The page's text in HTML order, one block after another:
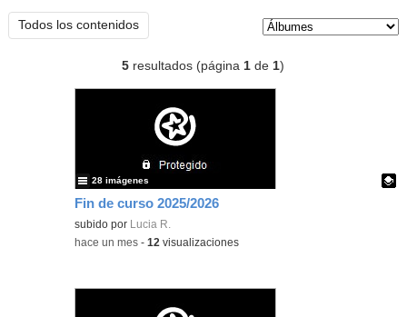
Todos los contenidos
5 resultados (página1 de1)
Fin de curso 2025/2026
Contenido educativo.
subido por Lucia R.
28 imágenes
-hace un mes -12 visualizaciones